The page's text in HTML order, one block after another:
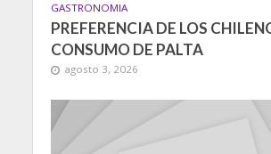
GASTRONOMIA
PREFERENCIA DE LOS
CONSUMO DE PALTA
agosto 3, 2026